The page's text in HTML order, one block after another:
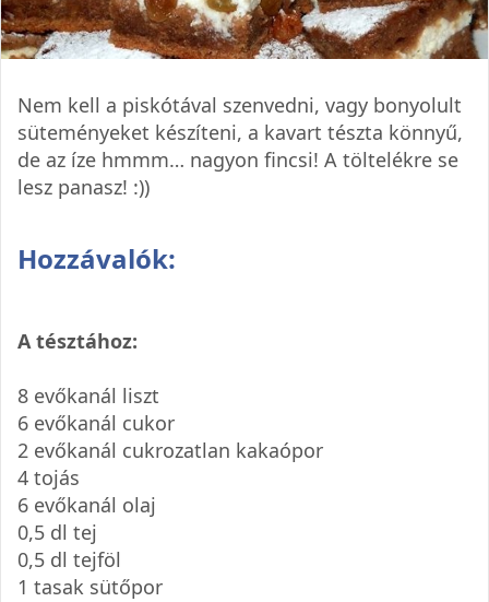
Nem kell a piskótával szenvedni, vagy bonyolult
süteményeket készíteni, a kavart tészta könnyű,
de az íze hmmm… nagyon fincsi! A töltelékre se
lesz panasz! :))
Hozzávalók:
A tésztához:
8 evőkanál liszt
6 evőkanál cukor
2 evőkanál cukrozatlan kakaópor
4 tojás
6 evőkanál olaj
0,5 dl tej
0,5 dl tejföl
1 tasak sütőpor